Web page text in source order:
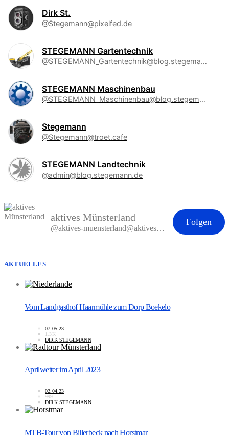
Dirk St.
@Stegemann@pixelfed.de
STEGEMANN Gartentechnik
@STEGEMANN_Gartentechnik@blog.stegemann.de
STEGEMANN Maschinenbau
@STEGEMANN_Maschinenbau@blog.stegemann.de
Stegemann
@Stegemann@troet.cafe
STEGEMANN Landtechnik
@admin@blog.stegemann.de
aktives Münsterland
@aktives-muensterland@aktives-muensterland.de
Folgen
AKTUELLES
Vom Landgasthof Haarmühle zum Dorp Boekelo
07.05.23
1.3K
DIRK STEGEMANN
Aprilwetter im April 2023
02.04.23
999
DIRK STEGEMANN
MTB-Tour von Billerbeck nach Horstmar